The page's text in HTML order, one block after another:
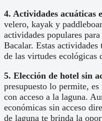
4. Actividades acuáticas
velero, kayak y
actividades populares
Bacalar. Estas
de las virtudes ecológicas
5. Elección de hotel sin
presupuesto lo permite,
con acceso a la laguna.
económicas sin acceso
de laguna te brinda la